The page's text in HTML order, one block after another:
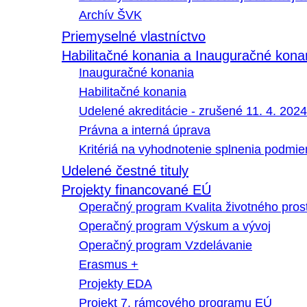
Archív ŠVK
Priemyselné vlastníctvo
Habilitačné konania a Inauguračné
Inauguračné konania
Habilitačné konania
Udelené akreditácie - zrušené 11. 4. 2024
Právna a interná úprava
Kritériá na vyhodnotenie splnenia
Udelené čestné tituly
Projekty financované EÚ
Operačný program Kvalita životného
Operačný program Výskum a vývoj
Operačný program Vzdelávanie
Erasmus +
Projekty EDA
Projekt 7. rámcového programu EÚ